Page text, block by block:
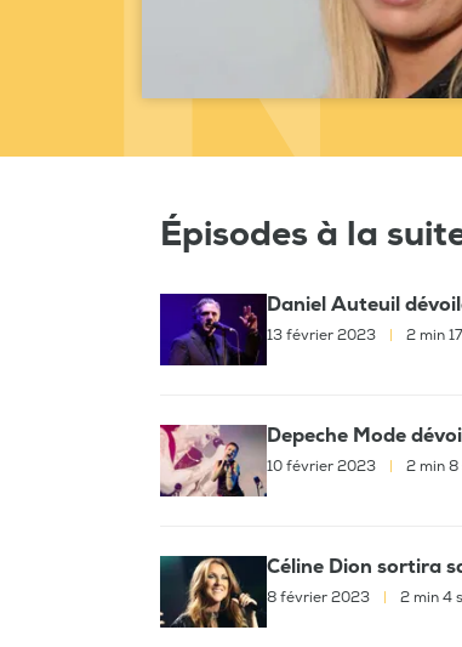
Épisodes à la
Daniel Auteuil
13 février 2023 2 min
Depeche Mode
10 février 2023 2 min 8
Céline Dion sortira
8 février 2023 2 min 4